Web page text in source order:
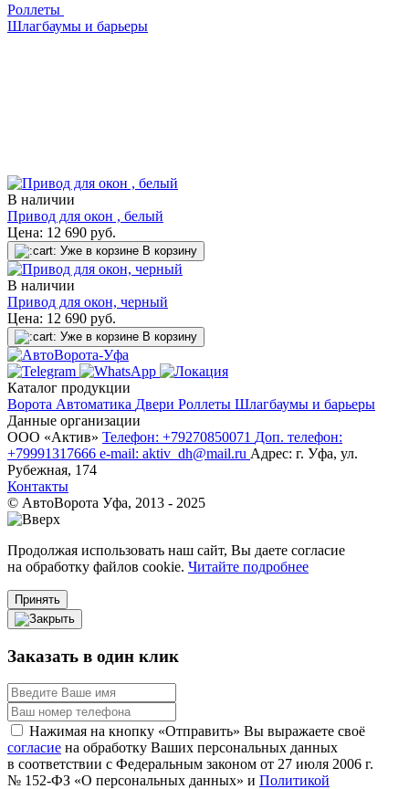
Роллеты
Шлагбаумы и барьеры
В наличии
Привод для окон , белый
Цена: 12 690 руб.
Уже в корзине В корзину
В наличии
Привод для окон, черный
Цена: 12 690 руб.
Уже в корзине В корзину
Каталог продукции
Ворота Автоматика Двери Роллеты Шлагбаумы и барьеры
Данные организации
ООО «‎Актив»‎ Телефон: +79270850071 Доп. телефон:
+79991317666 e-mail: aktiv_dh@mail.ru Адрес: г. Уфа, ул.
Рубежная, 174
Контакты
© АвтоВорота Уфа, 2013 - 2025
Продолжая использовать наш сайт, Вы даете согласие
на обработку файлов cookie. Читайте подробнее
Принять
Заказать в один клик
Нажимая на кнопку «Отправить» Вы выражаете своё
согласие на обработку Ваших персональных данных
в соответствии с Федеральным законом от 27 июля 2006 г.
№ 152-ФЗ «О персональных данных» и Политикой